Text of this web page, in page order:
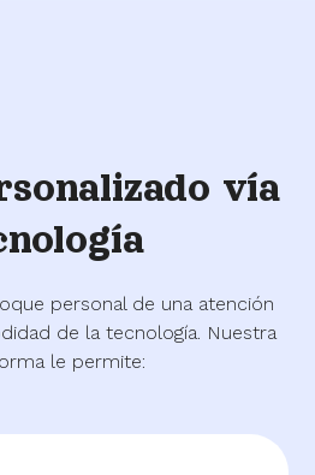
vía
personal de una atención
de la tecnología. Nuestra
le permite: